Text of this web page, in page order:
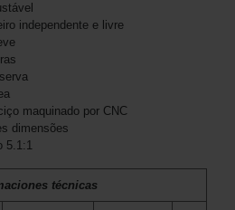
independente e livre
maquinado por CNC
dimensões
5.1:1
técnicas